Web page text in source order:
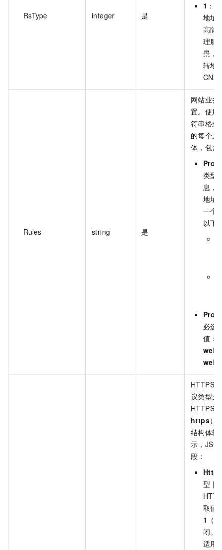
RsType integer 是
1 ：
地址
高防
理服
景，
转地
Rules string 是
网站业务
置。使用
符串格式
的每个
体，包含
类型
息，
地址
一个
以下
必选
值：
HTTPS
议类型支
HTTPS（
https）
结构体转
示，
段：
型 |
取值
1 （
闭。
适用